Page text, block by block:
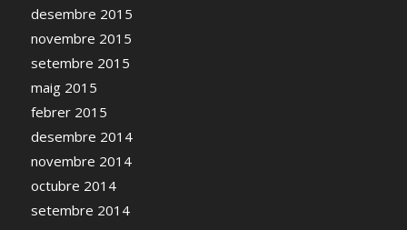
desembre 2015
novembre 2015
setembre 2015
maig 2015
febrer 2015
desembre 2014
novembre 2014
octubre 2014
setembre 2014